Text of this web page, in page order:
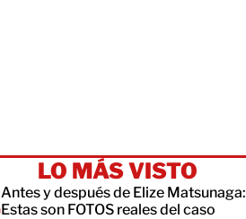
LO MÁS VISTO
Antes y después de Elize Matsunaga:
Estas son FOTOS reales del caso